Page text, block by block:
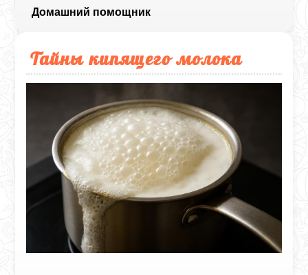
Домашний помощник
Тайны кипящего молока